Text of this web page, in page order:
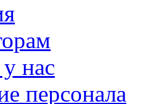
нас
персонала